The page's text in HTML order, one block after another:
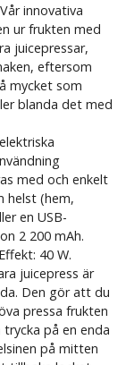
innovativa
ur frukten med
juicepressar,
eftersom
mycket som
blanda det med
med och enkelt
helst (hem,
en USB-
2 200 mAh.
40 W.
juicepress är
Den gör att du
pressa frukten
på en enda
på mitten